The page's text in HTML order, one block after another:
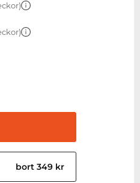
bort 349 kr